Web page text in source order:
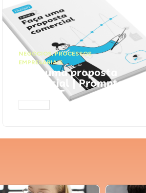
NEGÓCIOS,PROCESSOS
EMPRESARIAIS
Faça uma proposta
comercial | Prompts
ChatGPT